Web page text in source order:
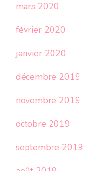
mars 2020
février 2020
janvier 2020
décembre 2019
novembre 2019
octobre 2019
septembre 2019